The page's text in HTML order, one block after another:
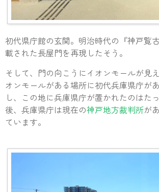
初代県庁館の玄関。明治時代の『神戸覧
載された長屋門を再現したそう。
そして、門の向こうにイオンモールが見
オンモールがある場所に初代兵庫県庁が
し、この地に兵庫県庁が置かれたのはた
後、兵庫県庁は現在の神戸地方裁判所が
ています。